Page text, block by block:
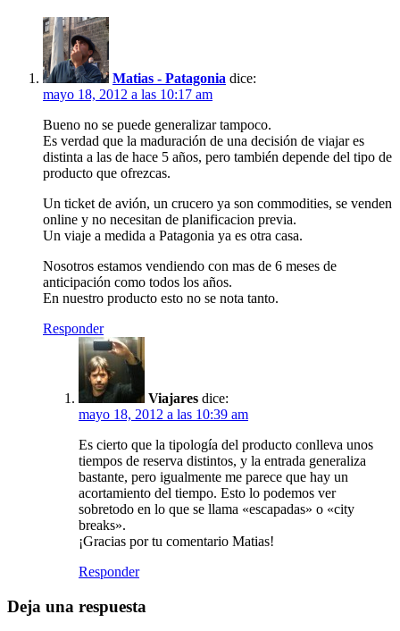
Matias - Patagonia dice:
mayo 18, 2012 a las 10:17 am
Bueno no se puede generalizar tampoco.
Es verdad que la maduración de una decisión de viajar es
distinta a las de hace 5 años, pero también depende del tipo de
producto que ofrezcas.
Un ticket de avión, un crucero ya son commodities, se venden
online y no necesitan de planificacion previa.
Un viaje a medida a Patagonia ya es otra casa.
Nosotros estamos vendiendo con mas de 6 meses de
anticipación como todos los años.
En nuestro producto esto no se nota tanto.
Responder
Viajares dice:
mayo 18, 2012 a las 10:39 am
Es cierto que la tipología del producto conlleva unos
tiempos de reserva distintos, y la entrada generaliza
bastante, pero igualmente me parece que hay un
acortamiento del tiempo. Esto lo podemos ver
sobretodo en lo que se llama «escapadas» o «city
breaks».
¡Gracias por tu comentario Matias!
Responder
Deja una respuesta